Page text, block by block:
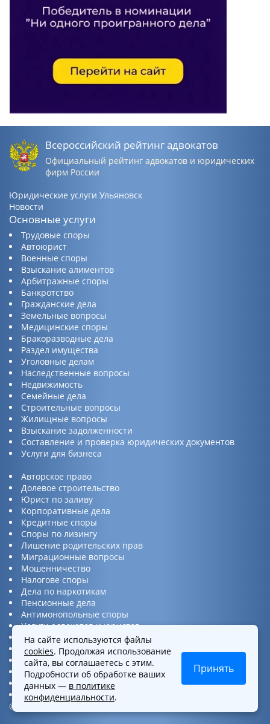
Всероссийский рейтинг адвокатов
Официальный рейтинг адвокатов и юридических
фирм России
Юридические услуги Ульяновск
Новости
Основные услуги
Трудовые споры
Автоюрист
Военные споры
Взыскание алиментов
Арбитражные споры
Банкротство
Гражданские дела
Земельные вопросы
Медицинские споры
Бракоразводные дела
Раздел имущества
Уголовные делам
Наследственные вопросы
Недвижимость
Семейные дела
Строительные вопросы
Жилищные вопросы
Взыскание задолженности
Составление и проверка юридических документов
Услуги для бизнеса
Авторское право
Долевое строительство
Юрист по заливу
Корпоративные дела
Кредитные споры
Споры по лизингу
Лишение родительских прав
Миграционные вопросы
Мошенничество
Налогове споры
Дела по наркотикам
Пенсионные дела
Антимонопольные споры
Услуги адвокатов и юристов
Юридическая консультация
Споры по ДТП
Защита прав потребителей
Услуги по бизнес вопросам
Интеллектуальная собственность
Представительство в суде
©2016-2026
На сайте используются файлы
cookies. Продолжая использование
сайта, вы соглашаетесь с этим.
Подробности об обработке ваших
данных — в политике
конфиденциальности.
Принять